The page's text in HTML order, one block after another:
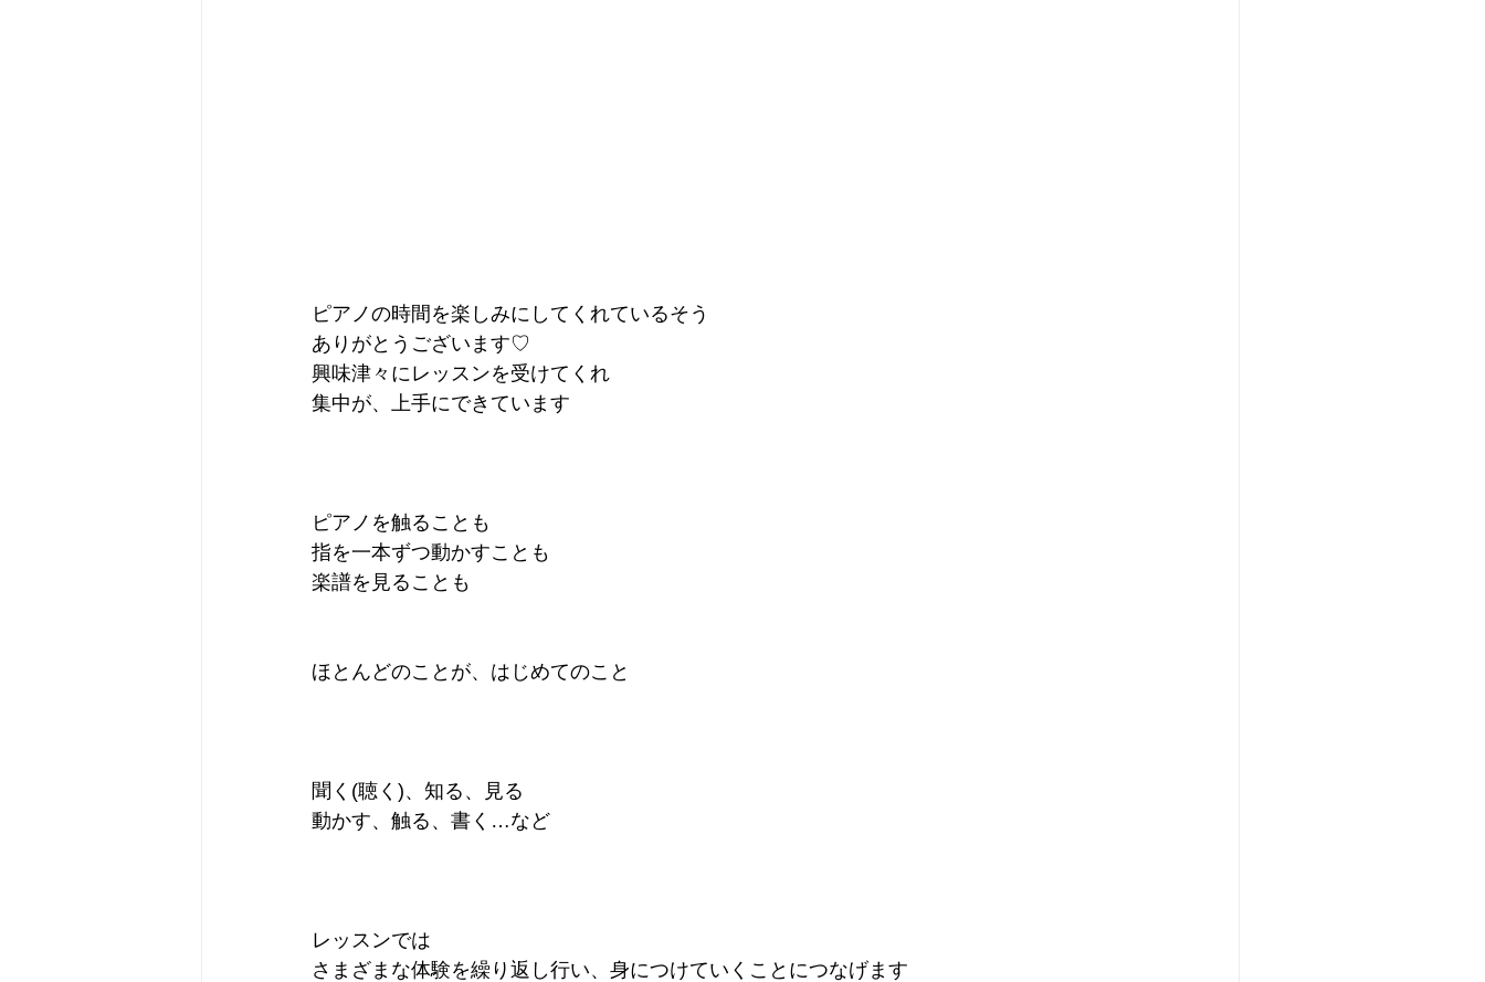
ピアノの時間を楽しみにしてくれているそう
ありがとうございます♡
興味津々にレッスンを受けてくれ
集中が、上手にできています
ピアノを触ることも
指を一本ずつ動かすことも
楽譜を見ることも
ほとんどのことが、はじめてのこと
聞く(聴く)、知る、見る
動かす、触る、書く…など
レッスンでは
さまざまな体験を繰り返し行い、身につけていくことにつなげます